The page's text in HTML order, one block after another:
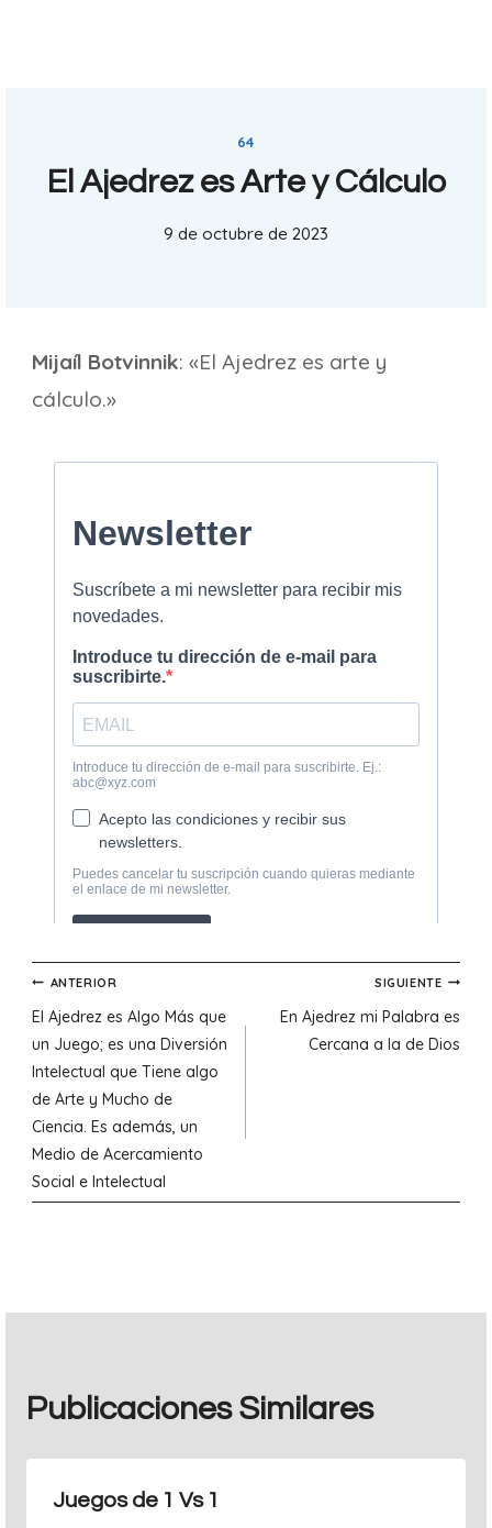
64
El Ajedrez es Arte y Cálculo
9 de octubre de 2023
Mijaíl Botvinnik: «El Ajedrez es arte y
cálculo.»
Navegación
de
entradas
ANTERIOR
El Ajedrez es Algo Más que
un Juego; es una Diversión
Intelectual que Tiene algo
de Arte y Mucho de
Ciencia. Es además, un
Medio de Acercamiento
Social e Intelectual
SIGUIENTE
En Ajedrez mi Palabra es
Cercana a la de Dios
Publicaciones Similares
Juegos de 1 Vs 1